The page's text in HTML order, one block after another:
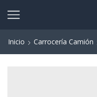
Inicio Carrocería Camión